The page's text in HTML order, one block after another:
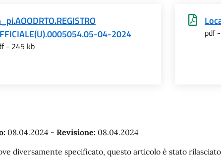
04-2024
- 245 kb
pdf
08.04.2024 - Revisione: 08.04.2024
diversamente specificato, questo articolo è stato